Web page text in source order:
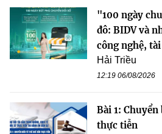
"100 ngày
đô: BIDV và
công nghệ,
Hải Triều
12:19 06/08/2026
Bài 1:
thực tiễn